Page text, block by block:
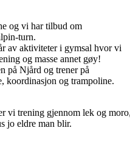
og vi har tilbud om
turn.
av aktiviteter i gymsal hvor vi
og masse annet gøy!
på Njård og trener på
koordinasjon og trampoline.
vi trening gjennom lek og
jo eldre man blir.